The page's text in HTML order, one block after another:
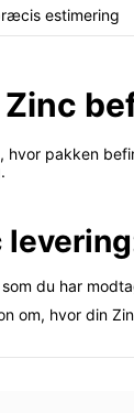
estimering
Zinc
pakken
du har
om, hvor din